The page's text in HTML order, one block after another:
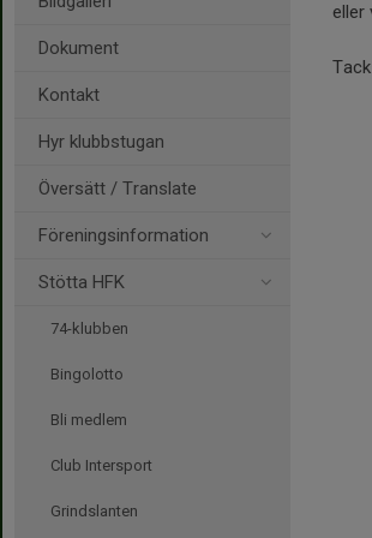
Dokument
Kontakt
Hyr klubbstugan
Översätt / Translate
Föreningsinformation
Stötta HFK
74-klubben
Bingolotto
Bli medlem
Club Intersport
Grindslanten
eller